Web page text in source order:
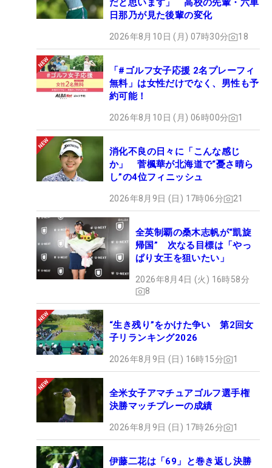
だと思います」 高校の先輩・六車
日那乃が見た後輩の変化
2026年8月10日 (月) 07時30分 18
「#ゴルフ女子応援 2名プレーフィ
無料」は女性だけでなく、男性も予
約可能！
2026年8月10日 (月) 06時00分 1
消化不良の日々に「こんな感じ
か」 菅楓華が北海道で“憂さ晴ら
し”の4位フィニッシュ
2026年8月9日 (日) 17時06分 21
全英制覇の桑木志帆が“凱旋
帰国” 次なる目標は「やっ
ぱり女王を狙いたい」
2026年8月4日 (火) 16時58分
8
“生き残り”をかけた争い 第2回女
子リランキング2026
2026年8月9日 (日) 16時15分 1
全米女子アマチュアゴルフ選手権
決勝マッチプレーの成績
2026年8月9日 (日) 17時26分 1
伊藤二花は「69」と巻き返し決勝